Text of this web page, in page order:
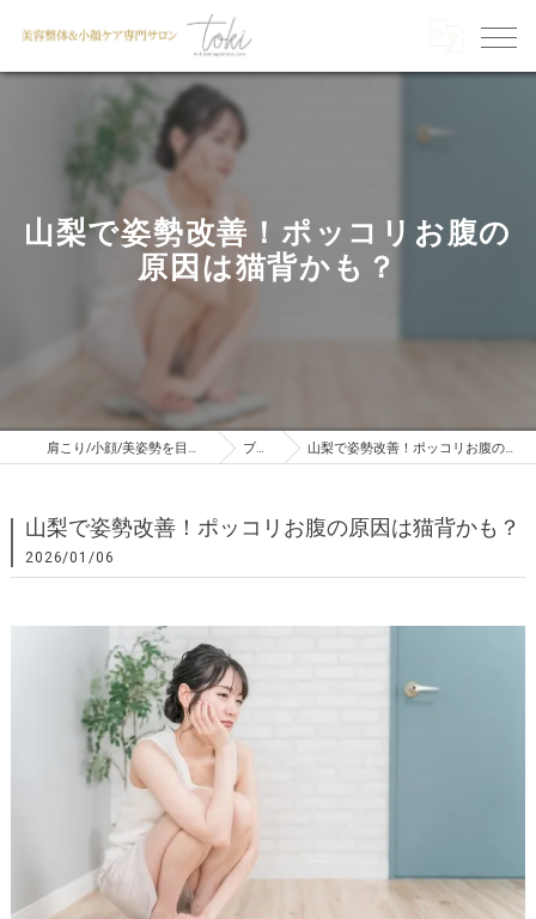
山梨で姿勢改善！ポッコリお腹の
原因は猫背かも？
肩こり/小顔/美姿勢を目指すならTOKI ブログ 山梨で姿勢改善！ポッコリお腹の原因は猫背かも？
山梨で姿勢改善！ポッコリお腹の原因は猫背かも？
2026/01/06